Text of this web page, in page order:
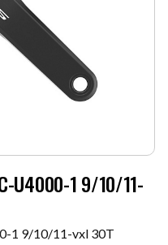
U4000-1 9/10/11-
1 9/10/11-vxl 30T